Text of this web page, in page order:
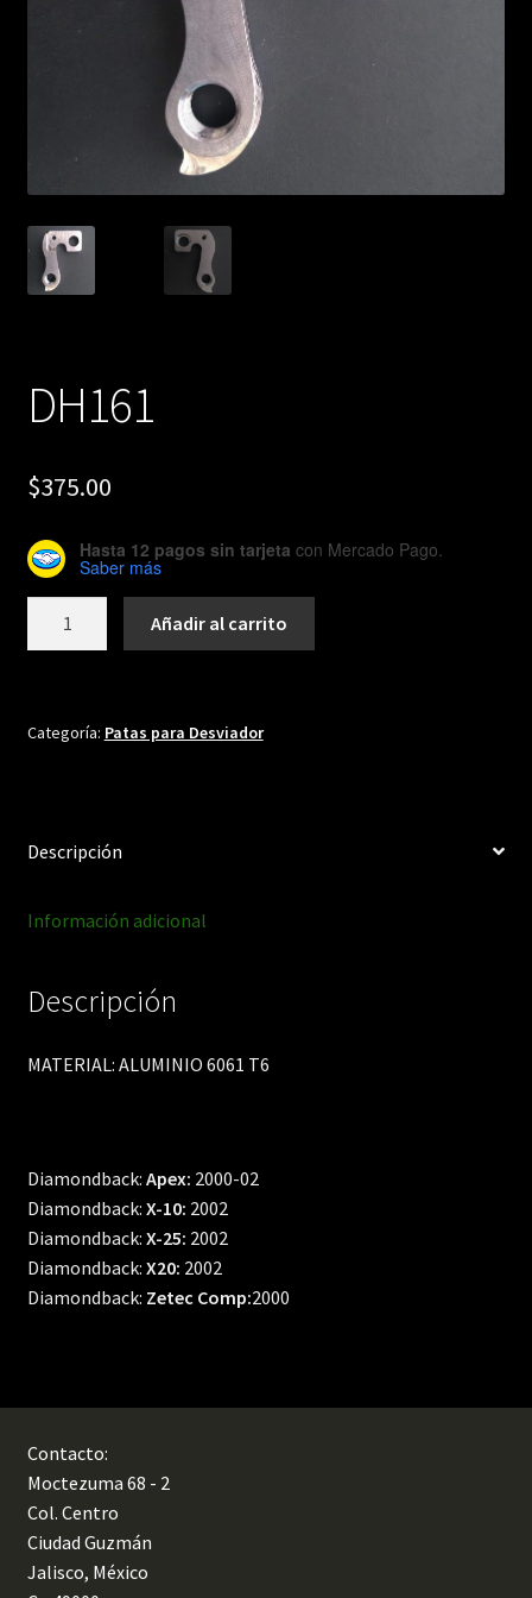
DH161
$375.00
Hasta 12 pagos sin tarjeta con Mercado Pago.
Saber más
Añadir al carrito
Categoría: Patas para Desviador
Descripción
Información adicional
Descripción
MATERIAL: ALUMINIO 6061 T6
Diamondback: Apex: 2000-02
Diamondback: X-10: 2002
Diamondback: X-25: 2002
Diamondback: X20: 2002
Diamondback: Zetec Comp:2000
Contacto:
Moctezuma 68 - 2
Col. Centro
Ciudad Guzmán
Jalisco, México